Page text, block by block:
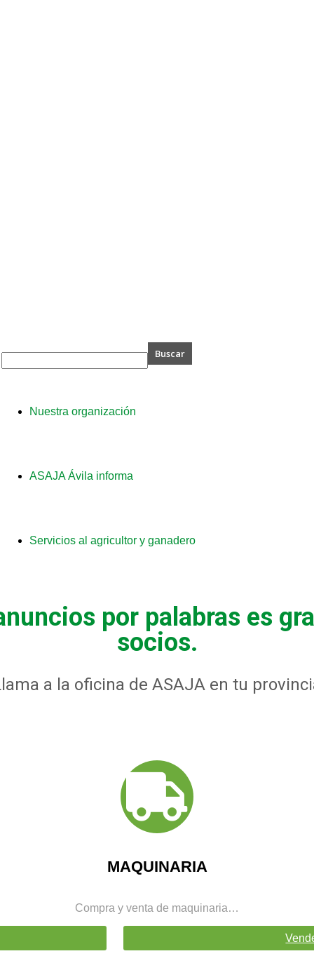
Nuestra organización
ASAJA Ávila informa
Servicios al agricultor y ganadero
por palabras es
socios.
a la oficina de ASAJA en tu
MAQUINARIA
Compra y venta de maquinaria…